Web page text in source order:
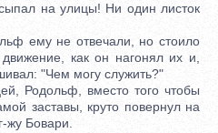
на улицы! Ни один листок
ему не отвечали, но стоило
как он нагонял их и,
"Чем могу служить?"
Родольф, вместо того чтобы
заставы, круто повернул на
жу Бовари.